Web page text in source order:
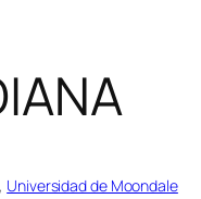
, Universidad de Moondale